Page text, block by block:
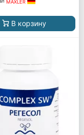
MAXLER
В корзину